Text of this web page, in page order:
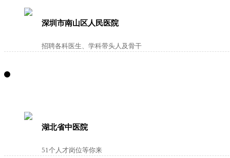
深圳市南山区人民医院
招聘各科医生、学科带头人及骨干
湖北省中医院
51个人才岗位等你来